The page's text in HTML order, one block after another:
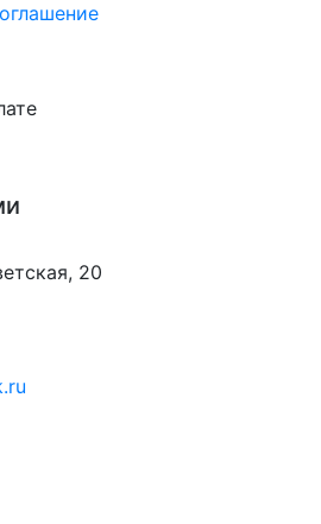
20